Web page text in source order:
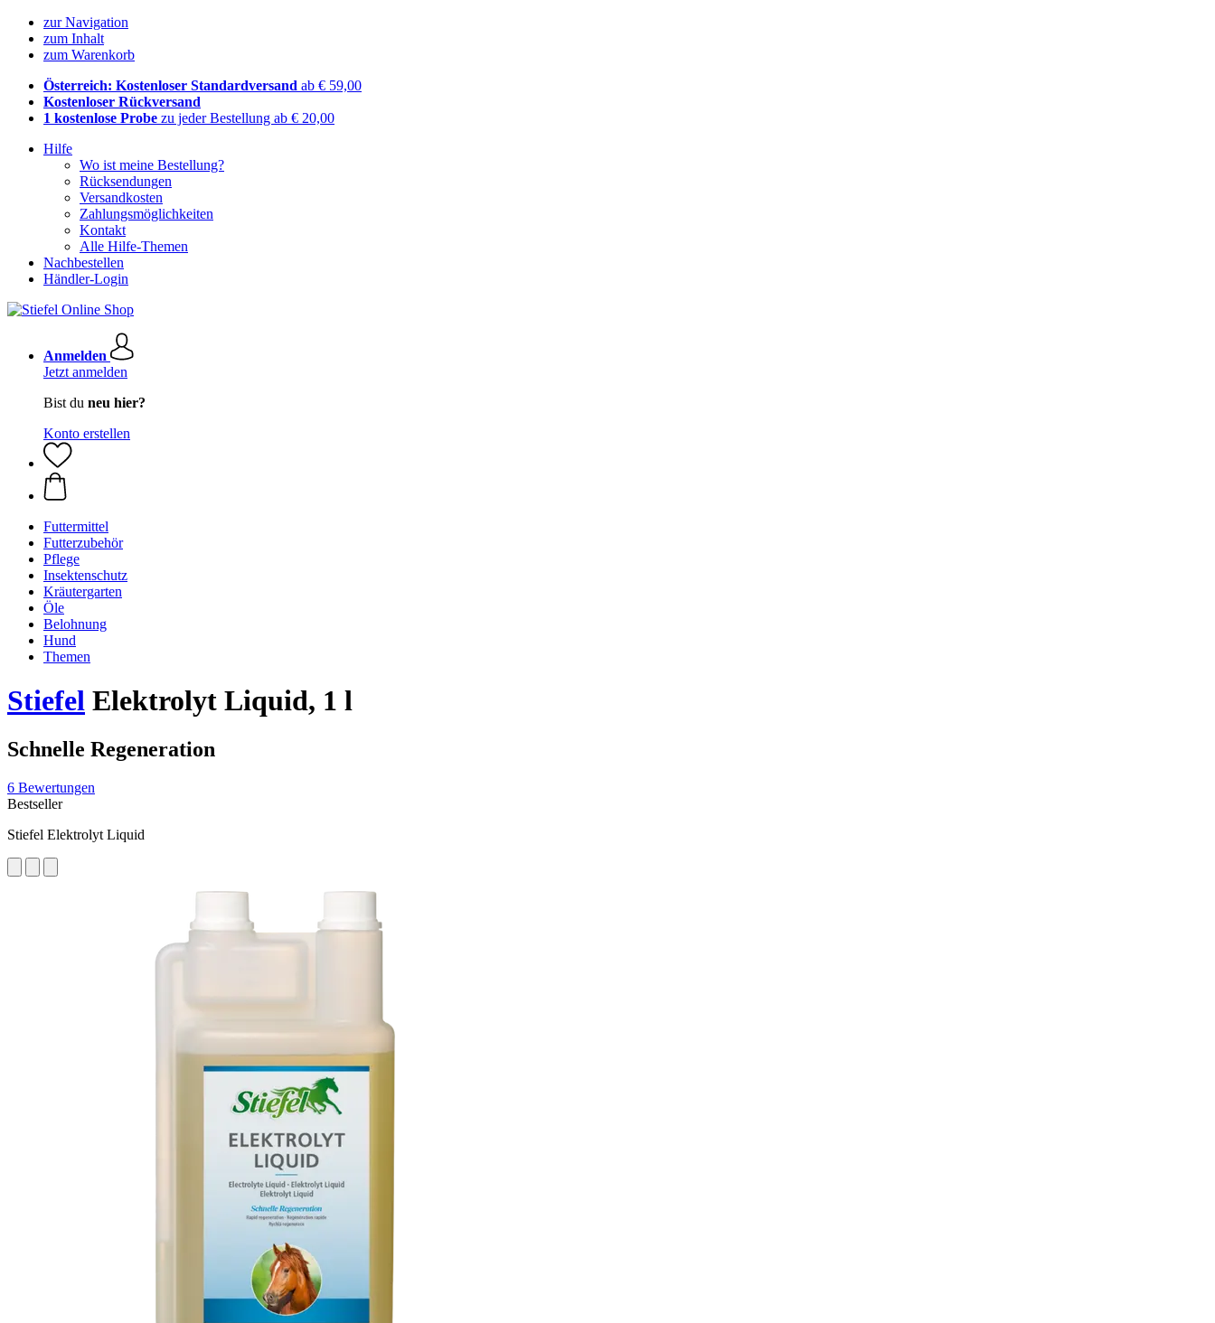
zur Navigation
zum Inhalt
zum Warenkorb
Österreich: Kostenloser Standardversand ab € 59,00
Kostenloser Rückversand
1 kostenlose Probe zu jeder Bestellung ab € 20,00
Hilfe
Wo ist meine Bestellung?
Rücksendungen
Versandkosten
Zahlungsmöglichkeiten
Kontakt
Alle Hilfe-Themen
Nachbestellen
Händler-Login
Anmelden
Jetzt anmelden
Bist du neu hier?
Konto erstellen
Futtermittel
Futterzubehör
Pflege
Insektenschutz
Kräutergarten
Öle
Belohnung
Hund
Themen
Stiefel Elektrolyt Liquid, 1 l
Schnelle Regeneration
6 Bewertungen
Bestseller
Stiefel Elektrolyt Liquid